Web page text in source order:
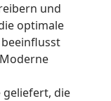
und
optimale
die